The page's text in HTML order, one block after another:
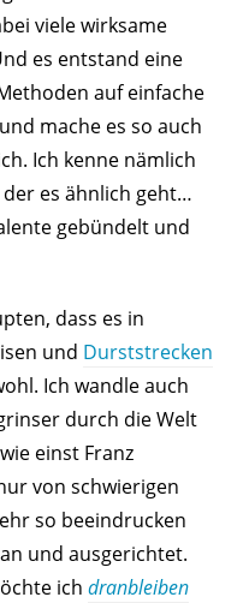
viele wirksame
es entstand eine
auf einfache
mache es so auch
Ich kenne nämlich
es ähnlich geht…
gebündelt und
dass es in
und Durststrecken
Ich wandle auch
durch die Welt
einst Franz
von schwierigen
so beeindrucken
und ausgerichtet.
ich dranbleiben